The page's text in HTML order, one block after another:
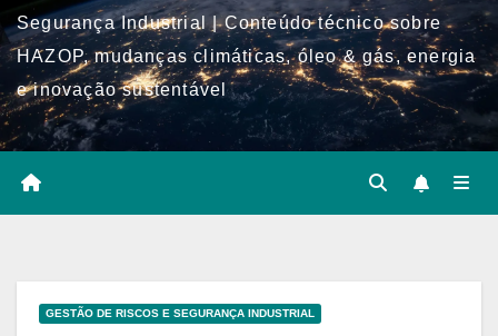
Segurança Industrial | Conteúdo técnico sobre
HAZOP, mudanças climáticas, óleo & gás, energia
e inovação sustentável
GESTÃO DE RISCOS E SEGURANÇA INDUSTRIAL